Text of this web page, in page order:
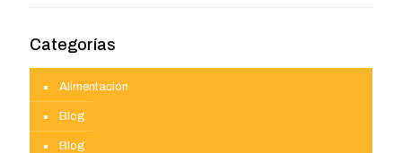
Categorías
Alimentación
Blog
Blog